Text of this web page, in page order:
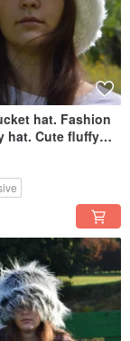
hat. Fashion
hat. Cute fluffy
hat.